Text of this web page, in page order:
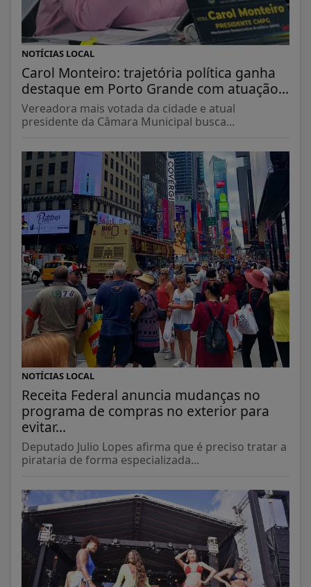
NOTÍCIAS LOCAL
Carol Monteiro: trajetória política ganha
destaque em Porto Grande com atuação...
Vereadora mais votada da cidade e atual
presidente da Câmara Municipal busca...
NOTÍCIAS LOCAL
Receita Federal anuncia mudanças no
programa de compras no exterior para
evitar...
Deputado Julio Lopes afirma que é preciso tratar a
pirataria de forma especializada...